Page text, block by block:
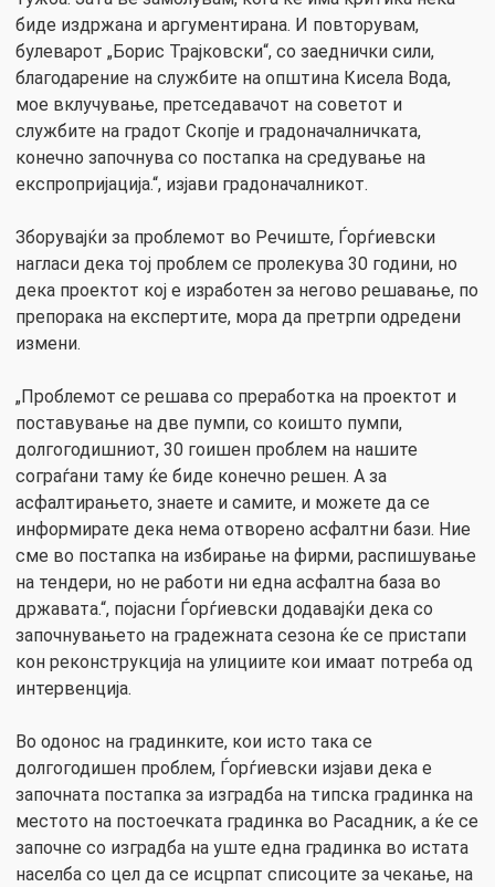
биде издржана и аргументирана. И повторувам,
булеварот „Борис Трајковски“, со заеднички сили,
благодарение на службите на општина Кисела Вода,
мое вклучување, претседавачот на советот и
службите на градот Скопје и градоначалничката,
конечно започнува со постапка на средување на
експропријација.“, изјави градоначалникот.
Зборувајќи за проблемот во Речиште, Ѓорѓиевски
нагласи дека тој проблем се пролекува 30 години, но
дека проектот кој е изработен за негово решавање, по
препорака на експертите, мора да претрпи одредени
измени.
„Проблемот се решава со преработка на проектот и
поставување на две пумпи, со коишто пумпи,
долгогодишниот, 30 гоишен проблем на нашите
сограѓани таму ќе биде конечно решен. А за
асфалтирањето, знаете и самите, и можете да се
информирате дека нема отворено асфалтни бази. Ние
сме во постапка на избирање на фирми, распишување
на тендери, но не работи ни една асфалтна база во
државата.“, појасни Ѓорѓиевски додавајќи дека со
започнувањето на градежната сезона ќе се пристапи
кон реконструкција на улициите кои имаат потреба од
интервенција.
Во одонос на градинките, кои исто така се
долгогодишен проблем, Ѓорѓиевски изјави дека е
започната постапка за изградба на типска градинка на
местото на постоечката градинка во Расадник, а ќе се
започне со изградба на уште една градинка во истата
населба со цел да се исцрпат списоците за чекање, на